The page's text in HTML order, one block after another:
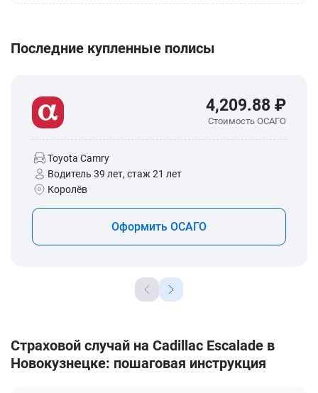
Последние купленные полисы
4,209.88 ₽
Стоимость ОСАГО
Toyota Camry
Водитель 39 лет, стаж 21 лет
Королёв
Оформить ОСАГО
Страховой случай на Cadillac Escalade в
Новокузнецке: пошаговая инструкция